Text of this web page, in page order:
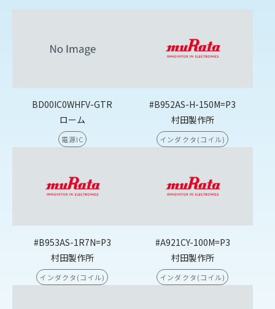
BD00IC0WHFV-GTR
ローム
電源IC
#B952AS-H-150M=P3
村田製作所
インダクタ(コイル)
#B953AS-1R7N=P3
村田製作所
インダクタ(コイル)
#A921CY-100M=P3
村田製作所
インダクタ(コイル)